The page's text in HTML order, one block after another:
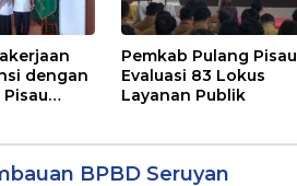
dengan
Pemkab Pulang Pisau
Evaluasi 83 Lokus
Layanan Publik
BPBD Seruyan